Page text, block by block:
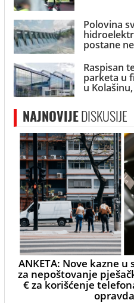
Polovina
postane
2060. godine
Raspisan
parketa u
u
skoro
NAJNOVIJEDISKUSIJE
ANKETA: Nove kazne
za nepoštovanje
€ za korišćenje